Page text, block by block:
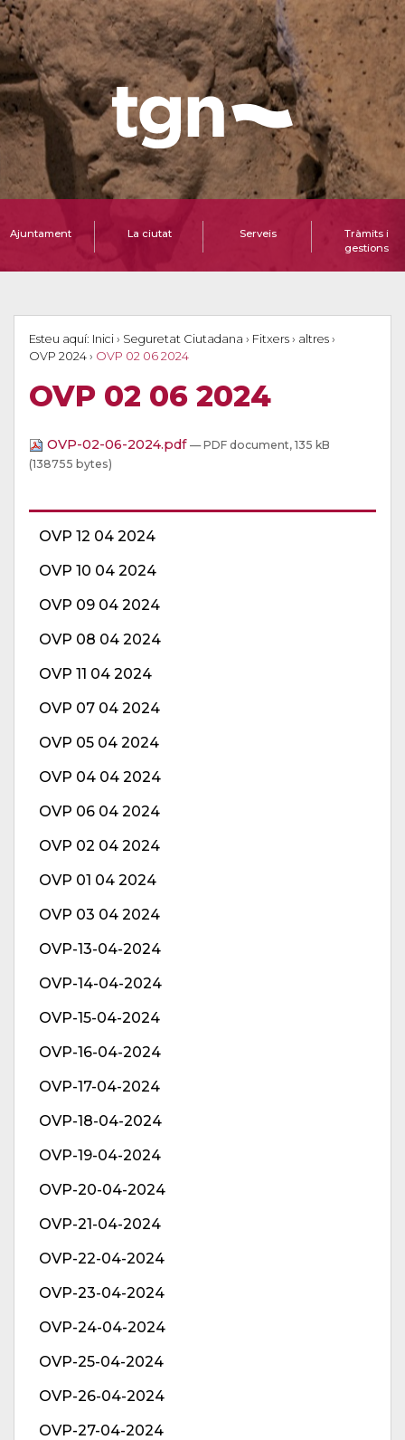
Ajuntament La ciutat Serveis
Tràmits i
gestions
Esteu aquí: Inici › Seguretat Ciutadana › Fitxers › altres ›
OVP 2024 › OVP 02 06 2024
OVP 02 06 2024
OVP 12 04 2024
OVP 10 04 2024
OVP 09 04 2024
OVP 08 04 2024
OVP 11 04 2024
OVP 07 04 2024
OVP 05 04 2024
OVP 04 04 2024
OVP 06 04 2024
OVP 02 04 2024
OVP 01 04 2024
OVP 03 04 2024
OVP-13-04-2024
OVP-14-04-2024
OVP-15-04-2024
OVP-16-04-2024
OVP-17-04-2024
OVP-18-04-2024
OVP-19-04-2024
OVP-20-04-2024
OVP-21-04-2024
OVP-22-04-2024
OVP-23-04-2024
OVP-24-04-2024
OVP-25-04-2024
OVP-26-04-2024
OVP-27-04-2024
OVP-02-06-2024.pdf — PDF document, 135 kB
(138755 bytes)